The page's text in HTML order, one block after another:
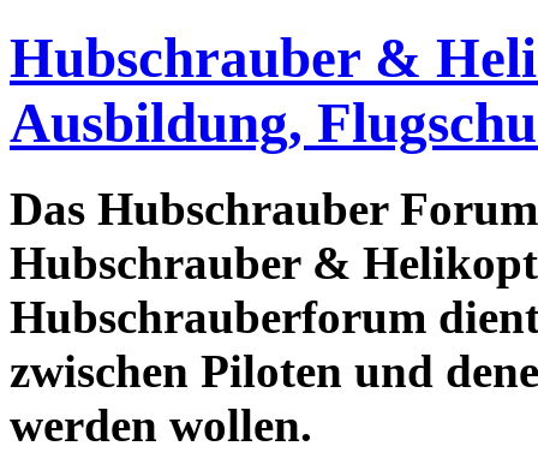
Hubschrauber &
Ausbildung,
Das Hubschrauber
Hubschrauber &
Hubschrauberforum
zwischen Piloten und
werden wollen.